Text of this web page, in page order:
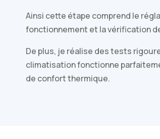
Ainsi cette étape comprend le
fonctionnement et la vérification
De plus, je réalise des tests
climatisation fonctionne
de confort thermique.